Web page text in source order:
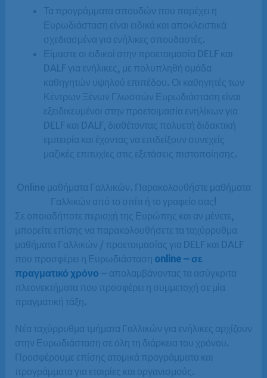
Τα προγράμματα σπουδών που παρέχει η
Ευρωδιάσταση είναι ειδικά και αποκλειστικά
σχεδιασμένα για ενήλικες σπουδαστές.
Είμαστε οι ειδικοί στην προετοιμασία DELF και
DALF για ενήλικες, με πολυπληθή ομάδα
καθηγητών υψηλού επιπέδου. Οι καθηγητές των
Κέντρων Ξένων Γλωσσών Ευρωδιάσταση είναι
εξειδικευμένοι στην προετοιμασία ενηλίκων για
DELF και DALF, διαθέτοντας πολυετή διδακτική
εμπειρία και έχοντας να επιδείξουν συνεχείς
μαζικές επιτυχίες στις εξετάσεις πιστοποίησης.
Online μαθήματα Γαλλικών. Παρακολουθήστε μαθήματα
Γαλλικών από το σπίτι ή το γραφείο σας!
Σε οποιαδήποτε περιοχή της Ευρώπης και αν μένετε,
μπορείτε επίσης να παρακολουθήσετε τα ταχύρρυθμα
μαθήματα Γαλλικών / προετοιμασίας για DELF και DALF
που προσφέρει η Ευρωδιάσταση online – σε
πραγματικό χρόνο – απολαμβάνοντας τα ασύγκριτα
πλεονεκτήματα που προσφέρει η συμμετοχή σε μία
πραγματική τάξη.
Νέα ταχύρρυθμα τμήματα Γαλλικών για ενήλικες αρχίζουν
στην Ευρωδιάσταση σε όλη τη διάρκεια του χρόνου.
Προσφέρουμε επίσης ατομικά προγράμματα και
προγράμματα για εταιρίες και οργανισμούς.